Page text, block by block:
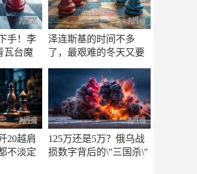
手！李
瓦台魔
泽连斯基的时间不多
了，最艰难的冬天又要
20越肩
不淡定
125万还是5万？俄乌战
损数字背后的\"三国杀\"